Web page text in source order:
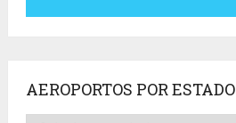
AEROPORTOS POR ESTADO